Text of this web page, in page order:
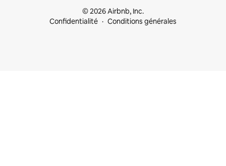
© 2026 Airbnb, Inc.
Confidentialité
Conditions générales